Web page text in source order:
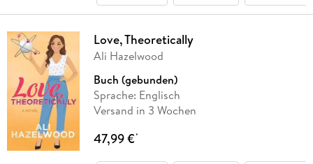
Love, Theoretically
Ali Hazelwood
Buch (gebunden)
Sprache: Englisch
Versand in 3 Wochen
47,99 €*